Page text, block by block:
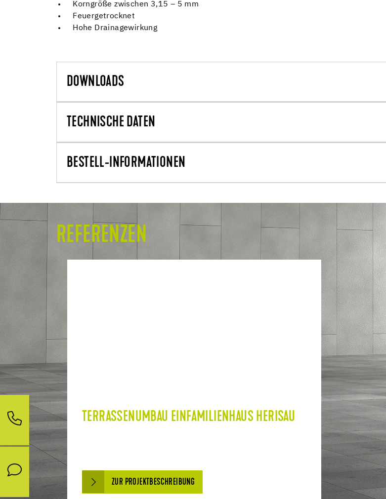
Korngröße zwischen 3,15 – 5 mm
Feuergetrocknet
Hohe Drainagewirkung
DOWNLOADS
TECHNISCHE DATEN
BESTELL-INFORMATIONEN
REFERENZEN
TERRASSENUMBAU EINFAMILIENHAUS HERISAU
ZUR PROJEKTBESCHREIBUNG